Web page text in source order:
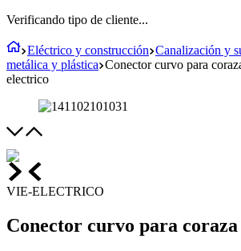
Verificando tipo de cliente...
Eléctrico y construcción Canalización y
metálica y plástica Conector curvo para
electrico
VIE-ELECTRICO
Conector curvo para